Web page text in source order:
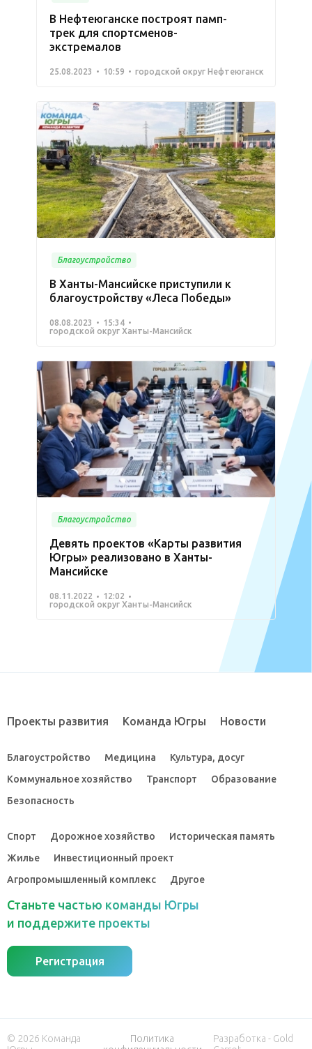
В Нефтеюганске построят памп-
трек для спортсменов-
экстремалов
25.08.2023 10:59 городской округ Нефтеюганск
Благоустройство
В Ханты-Мансийске приступили к
благоустройству «Леса Победы»
08.08.2023
15:34
городской округ Ханты-Мансийск
Благоустройство
Девять проектов «Карты развития
Югры» реализовано в Ханты-
Мансийске
08.11.2022
12:02
городской округ Ханты-Мансийск
Проекты развития Команда Югры Новости
Благоустройство Медицина
Культура, досуг
Коммунальное хозяйство
Транспорт
Образование
Безопасность
Спорт Дорожное хозяйство
Историческая память
Жилье
Инвестиционный проект
Агропромышленный комплекс
Другое
Станьте частью команды Югры
и поддержите проекты
Регистрация
© 2026 Команда
Политика
Разработка - Gold